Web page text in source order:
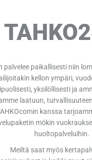
palvelee paikallisesti niin
kellon ympäri,
yksilöllisesti ja
laatuun,
kanssa
mökin
huoltopalveluihin.
Meiltä saat myös